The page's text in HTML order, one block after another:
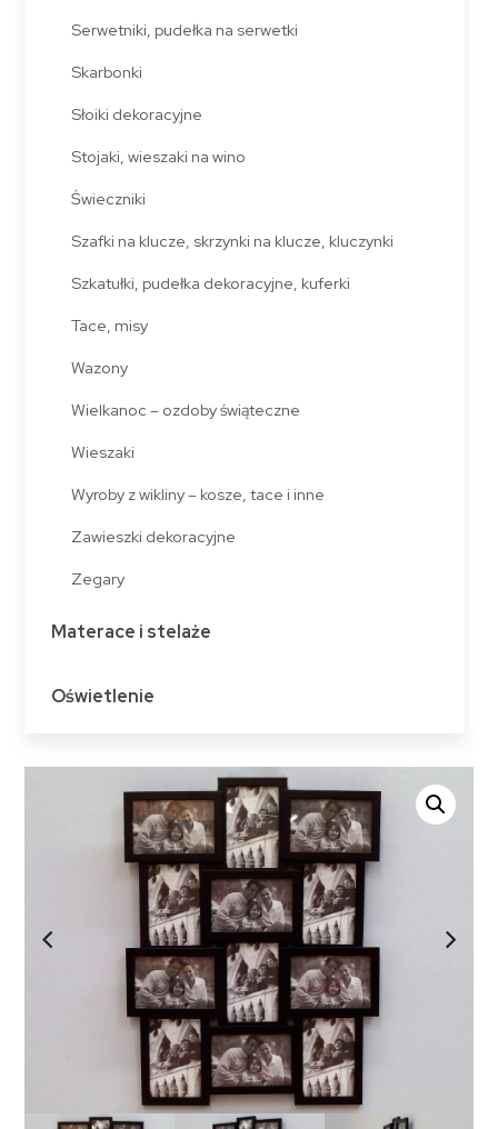
Serwetniki, pudełka na serwetki
Skarbonki
Słoiki dekoracyjne
Stojaki, wieszaki na wino
Świeczniki
Szafki na klucze, skrzynki na klucze, kluczynki
Szkatułki, pudełka dekoracyjne, kuferki
Tace, misy
Wazony
Wielkanoc – ozdoby świąteczne
Wieszaki
Wyroby z wikliny – kosze, tace i inne
Zawieszki dekoracyjne
Zegary
Materace i stelaże
Oświetlenie